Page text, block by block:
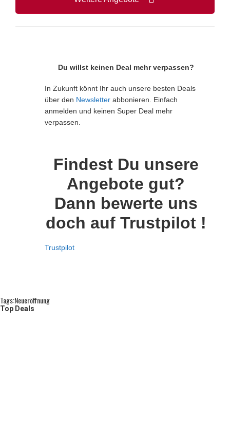
Du willst keinen Deal mehr verpassen?
In Zukunft könnt Ihr auch unsere besten Deals
über den Newsletter abbonieren. Einfach
anmelden und keinen Super Deal mehr
verpassen.
Findest Du unsere
Angebote gut?
Dann bewerte uns
doch auf Trustpilot !
Trustpilot
Tags:Neueröffnung
Top Deals